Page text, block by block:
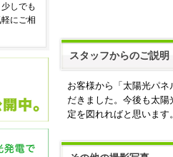
しでも
にご相
スタッフからのご説明
お客様から「太陽光パ
だきました。今後も太
定を図れればと思います